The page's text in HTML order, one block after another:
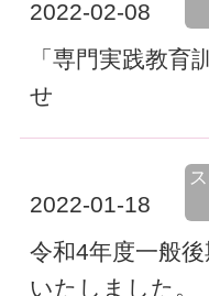
2022-02-08
「専門実践教育
せ
2022-01-18
令和4年度一般
いたしました。